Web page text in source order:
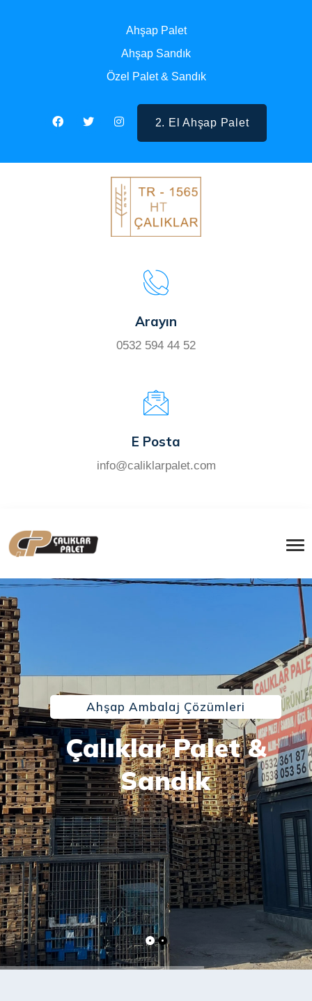
Ahşap Palet
Ahşap Sandık
Özel Palet & Sandık
2. El Ahşap Palet
Arayın
0532 594 44 52
E Posta
info@caliklarpalet.com